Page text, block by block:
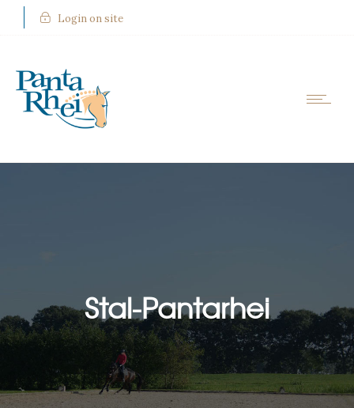
Login on site
Stal-Pantarhei